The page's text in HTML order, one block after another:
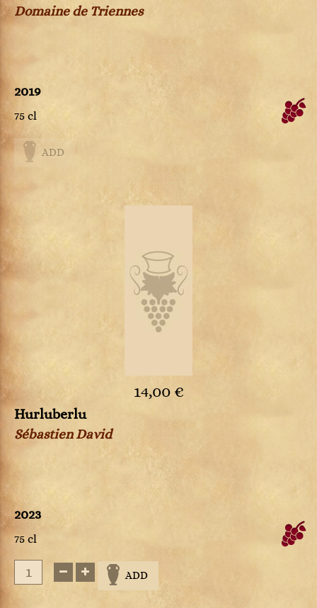
Domaine de Triennes
2019
75 cl
ADD
14,00 €
Hurluberlu
Sébastien David
2023
75 cl
ADD